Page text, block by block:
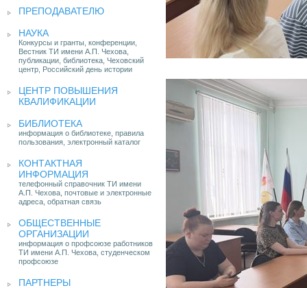
ПРЕПОДАВАТЕЛЮ
НАУКА
Конкурсы и гранты, конференции,
Вестник ТИ имени А.П. Чехова,
публикации, библиотека, Чеховский
центр, Российский день истории
ЦЕНТР ПОВЫШЕНИЯ
КВАЛИФИКАЦИИ
БИБЛИОТЕКА
информация о библиотеке, правила
пользования, электронный каталог
КОНТАКТНАЯ
ИНФОРМАЦИЯ
телефонный справочник ТИ имени
А.П. Чехова, почтовые и электронные
адреса, обратная связь
ОБЩЕСТВЕННЫЕ
ОРГАНИЗАЦИИ
информация о профсоюзе работников
ТИ имени А.П. Чехова, студенческом
профсоюзе
ПАРТНЕРЫ